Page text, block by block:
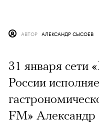
АВТОР АЛЕКСАНДР СЫСОЕВ
31 января сети
России
FM»